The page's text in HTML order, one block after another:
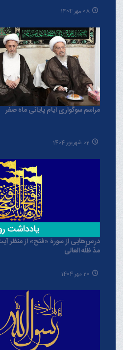
08 مهر 1404
مراسم سوگواری ایام پایانی ماه صفر
02 شهریور 1404
درس‌هایی از سورۀ «فتح» از منظر
مدّ ظلّه العالی
20 مهر 1404